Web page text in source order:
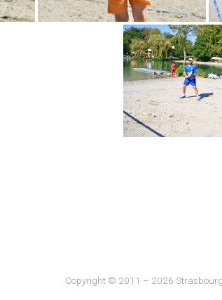
Copyright © 2011 – 2026 Strasbourg